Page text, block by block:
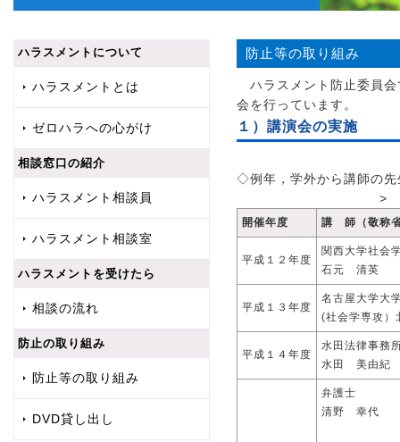
ハラスメントについて
ハラスメントとは
ゼロハラへの心がけ
相談窓口の紹介
ハラスメント相談員
ハラスメント相談室
ハラスメントを受けたら
相談の流れ
防止の取り組み
防止等の取り組み
DVD貸し出し
防止等の取り組み
ハラスメント防止委員会
会を行っています。
１）講演会の実施
◇例年，学外から講師の先
開催年度 講 師（敬称
平成１２年度
関西大学社会
石元 清英
平成１３年度
名古屋大学大
(社会学専攻
平成１４年度
水田法律事務
水田 美由紀
弁護士
清野 幸代